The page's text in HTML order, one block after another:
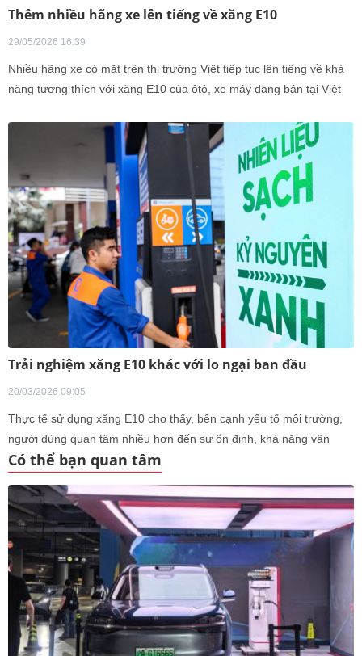
Thêm nhiều hãng xe lên tiếng về xăng E10
29/05/2026 16:39
Nhiều hãng xe có mặt trên thị trường Việt tiếp tục lên tiếng về khả
năng tương thích với xăng E10 của ôtô, xe máy đang bán tại Việt
Trải nghiệm xăng E10 khác với lo ngại ban đầu
20/03/2026 09:05
Thực tế sử dụng xăng E10 cho thấy, bên cạnh yếu tố môi trường,
người dùng quan tâm nhiều hơn đến sự ổn định, khả năng vận
hành và chi phí sử dụng trong dài hạn.
Có thể bạn quan tâm